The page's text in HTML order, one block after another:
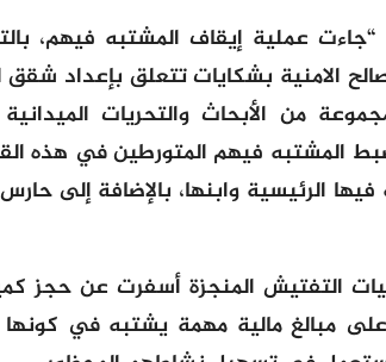
عملية إيقاف المشتبه فيهم،
الامنية بشكايات تتعلق بإعداد شقق
من الأبحاث والتحريات
المشتبه فيهم المتورطين في هذه
الرئيسية وابنها، بالإضافة إلى
التفتيش المنجزة أسفرت عن حجز
مبالغ مالية مهمة يشتبه في